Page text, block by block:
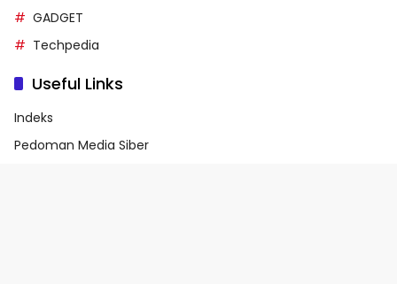
GADGET
Techpedia
Useful Links
Indeks
Pedoman Media Siber